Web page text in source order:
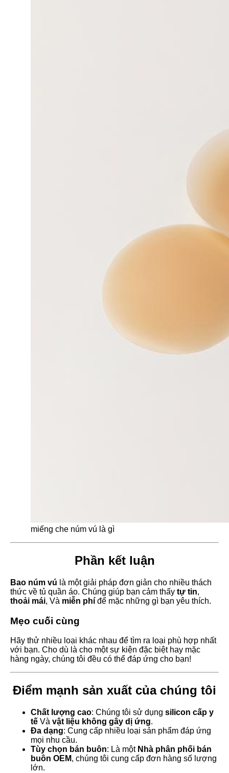
miếng che núm vú là gì
Phần kết luận
Bao núm vú là một giải pháp đơn giản cho nhiều thách
thức về tủ quần áo. Chúng giúp bạn cảm thấy tự tin,
thoải mái, Và miễn phí để mặc những gì bạn yêu thích.
Mẹo cuối cùng
Hãy thử nhiều loại khác nhau để tìm ra loại phù hợp nhất
với bạn. Cho dù là cho một sự kiện đặc biệt hay mặc
hàng ngày, chúng tôi đều có thể đáp ứng cho bạn!
Điểm mạnh sản xuất của chúng tôi
Chất lượng cao: Chúng tôi sử dụng silicon cấp y
tế Và vật liệu không gây dị ứng.
Đa dạng: Cung cấp nhiều loại sản phẩm đáp ứng
mọi nhu cầu.
Tùy chọn bán buôn: Là một Nhà phân phối bán
buôn OEM, chúng tôi cung cấp đơn hàng số lượng
lớn.